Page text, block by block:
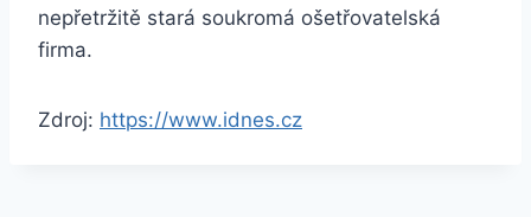
nepřetržitě stará soukromá ošetřovatelská
firma.
Zdroj: https://www.idnes.cz